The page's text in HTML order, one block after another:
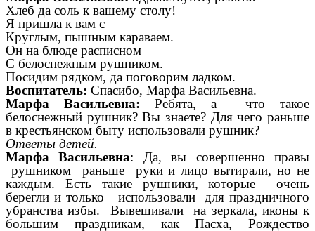
Хлеб да соль к вашему столу!
Я пришла к вам с
Круглым, пышным караваем.
Он на блюде расписном
С белоснежным рушником.
Посидим рядком, да поговорим ладком.
Воспитатель: Спасибо, Марфа Васильевна.
Марфа Васильевна: Ребята, а что такое
белоснежный рушник? Вы знаете? Для чего раньше
в крестьянском быту использовали рушник?
Ответы детей.
Марфа Васильевна: Да, вы совершенно правы
рушником раньше руки и лицо вытирали, но не
каждым. Есть такие рушники, которые очень
берегли и только использовали для праздничного
убранства избы. Вывешивали на зеркала, иконы к
большим праздникам, как Пасха, Рождество